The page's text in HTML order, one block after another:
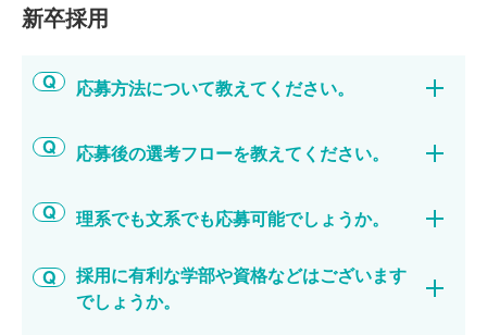
新卒採用
応募方法について教えてください。
応募後の選考フローを教えてください。
理系でも文系でも応募可能でしょうか。
採用に有利な学部や資格などはございます
でしょうか。